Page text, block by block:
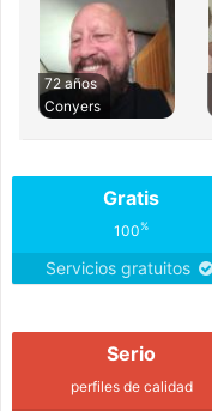
72 años
Conyers
Gratis
100%
Servicios gratuitos
Serio
perfiles de calidad